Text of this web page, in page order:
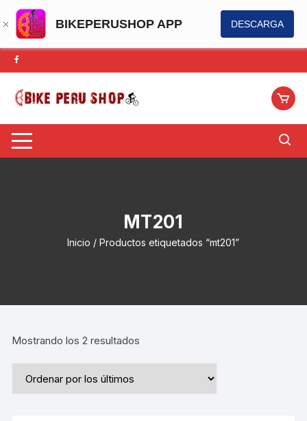
BIKEPERUSHOP APP DESCARGA
Saltar
al
contenido
MT201
Inicio / Productos etiquetados “mt201”
Mostrando los 2 resultados